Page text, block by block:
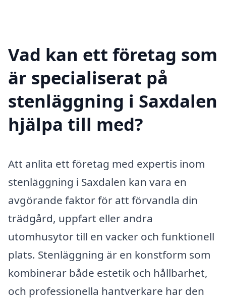
Vad kan ett företag som
är specialiserat på
stenläggning i Saxdalen
hjälpa till med?
Att anlita ett företag med expertis inom
stenläggning i Saxdalen kan vara en
avgörande faktor för att förvandla din
trädgård, uppfart eller andra
utomhusytor till en vacker och funktionell
plats. Stenläggning är en konstform som
kombinerar både estetik och hållbarhet,
och professionella hantverkare har den